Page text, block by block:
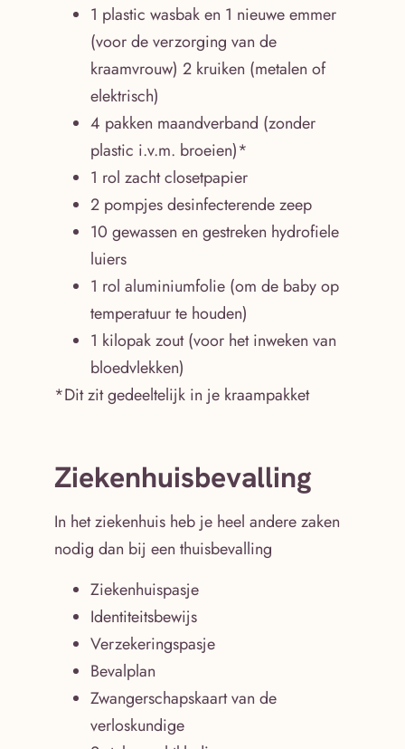
1 plastic wasbak en 1 nieuwe emmer
(voor de verzorging van de
kraamvrouw) 2 kruiken (metalen of
elektrisch)
4 pakken maandverband (zonder
plastic i.v.m. broeien)*
1 rol zacht closetpapier
2 pompjes desinfecterende zeep
10 gewassen en gestreken hydrofiele
luiers
1 rol aluminiumfolie (om de baby op
temperatuur te houden)
1 kilopak zout (voor het inweken van
bloedvlekken)
*Dit zit gedeeltelijk in je kraampakket
Ziekenhuisbevalling
In het ziekenhuis heb je heel andere zaken
nodig dan bij een thuisbevalling
Ziekenhuispasje
Identiteitsbewijs
Verzekeringspasje
Bevalplan
Zwangerschapskaart van de
verloskundige